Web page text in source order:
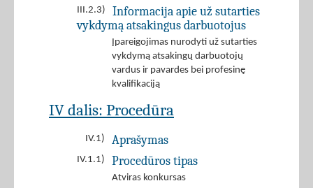
III.2.3)
Informacija apie už sutarties
vykdymą atsakingus darbuotojus
Įpareigojimas nurodyti už sutarties
vykdymą atsakingų darbuotojų
vardus ir pavardes bei profesinę
kvalifikaciją
IV dalis: Procedūra
IV.1) Aprašymas
IV.1.1) Procedūros tipas
Atviras konkursas